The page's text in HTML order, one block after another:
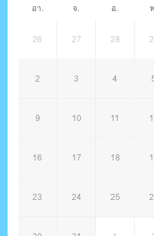
อา. จ. อ.
26 27 28
2 3 4
9 10 11
16 17 18
23 24 25